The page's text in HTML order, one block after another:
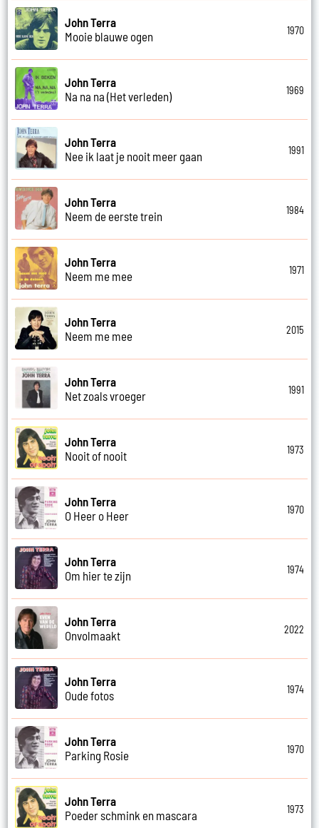
John Terra
Mooie blauwe ogen
1970
John Terra
Na na na (Het verleden)
1969
John Terra
Nee ik laat je nooit meer gaan
1991
John Terra
Neem de eerste trein
1984
John Terra
Neem me mee
1971
John Terra
Neem me mee
2015
John Terra
Net zoals vroeger
1991
John Terra
Nooit of nooit
1973
John Terra
O Heer o Heer
1970
John Terra
Om hier te zijn
1974
John Terra
Onvolmaakt
2022
John Terra
Oude fotos
1974
John Terra
Parking Rosie
1970
John Terra
Poeder schmink en mascara
1973